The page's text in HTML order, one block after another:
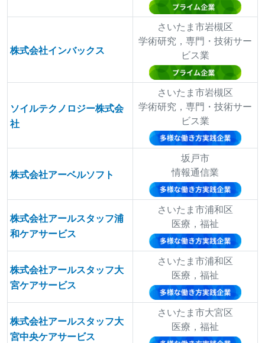
株式会社インバックス
さいたま市岩槻区
学術研究，専門・技術サー
ビス業
ソイルテクノロジー株式会
社
さいたま市岩槻区
学術研究，専門・技術サー
ビス業
株式会社アーベルソフト
坂戸市
情報通信業
株式会社アールスタッフ浦
和ケアサービス
さいたま市浦和区
医療，福祉
株式会社アールスタッフ大
宮ケアサービス
さいたま市浦和区
医療，福祉
株式会社アールスタッフ大
宮中央ケアサービス
さいたま市大宮区
医療，福祉